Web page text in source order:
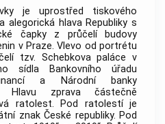
je uprostřed tiskového
alegorická hlava Republiky s
čapky z průčelí budovy
v Praze. Vlevo od portrétu
tzv. Schebkova paláce v
sídla Bankovního úřadu
a Národní
banky
Hlavu zprava částečně
ratolest. Pod ratolestí je
znak České republiky. Pod